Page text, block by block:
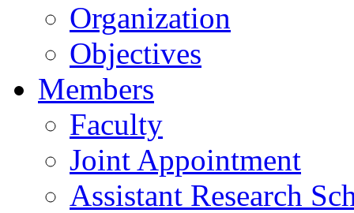
Organization
Objectives
Members
Faculty
Joint Appointment
Assistant Research